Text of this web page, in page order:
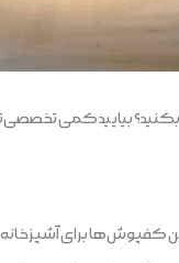
بیایید کمی
برای